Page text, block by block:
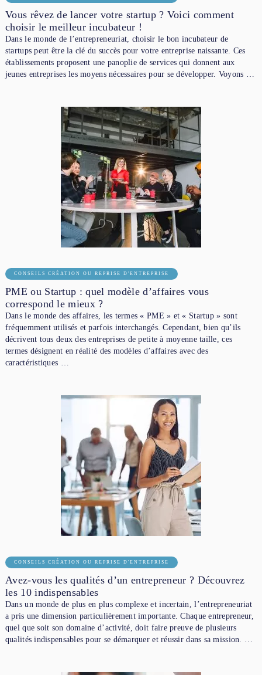
Vous rêvez de lancer votre startup ? Voici comment
choisir le meilleur incubateur !
Dans le monde de l’entrepreneuriat, choisir le bon incubateur de
startups peut être la clé du succès pour votre entreprise naissante. Ces
établissements proposent une panoplie de services qui donnent aux
jeunes entreprises les moyens nécessaires pour se développer. Voyons …
CONSEILS CRÉATION OU REPRISE D'ENTREPRISE
PME ou Startup : quel modèle d’affaires vous
correspond le mieux ?
Dans le monde des affaires, les termes « PME » et « Startup » sont
fréquemment utilisés et parfois interchangés. Cependant, bien qu’ils
décrivent tous deux des entreprises de petite à moyenne taille, ces
termes désignent en réalité des modèles d’affaires avec des
caractéristiques …
CONSEILS CRÉATION OU REPRISE D'ENTREPRISE
Avez-vous les qualités d’un entrepreneur ? Découvrez
les 10 indispensables
Dans un monde de plus en plus complexe et incertain, l’entrepreneuriat
a pris une dimension particulièrement importante. Chaque entrepreneur,
quel que soit son domaine d’activité, doit faire preuve de plusieurs
qualités indispensables pour se démarquer et réussir dans sa mission. …